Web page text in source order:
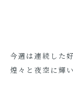
今週は連続した
煌々と夜空に輝い